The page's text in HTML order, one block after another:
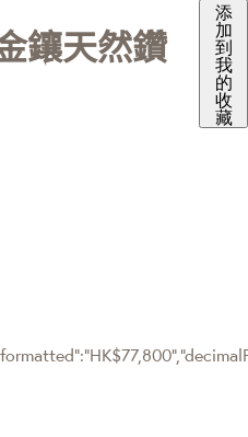
鑲天然鑽
添
加
到
我
的
收
藏